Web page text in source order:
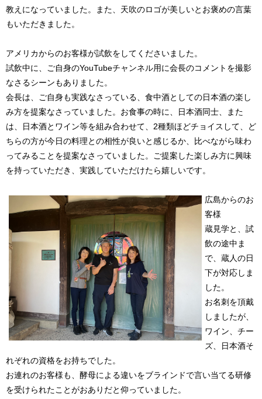
教えになっていました。また、天吹のロゴが美しいとお褒めの言葉
もいただきました。
アメリカからのお客様が試飲をしてくださいました。
試飲中に、ご自身のYouTubeチャンネル用に会長のコメントを撮影
なさるシーンもありました。
会長は、ご自身も実践なさっている、食中酒としての日本酒の楽し
み方を提案なさっていました。お食事の時に、日本酒同士、また
は、日本酒とワイン等を組み合わせて、2種類ほどチョイスして、ど
ちらの方が今日の料理との相性が良いと感じるか、比べながら味わ
ってみることを提案なさっていました。ご提案した楽しみ方に興味
を持っていただき、実践していただけたら嬉しいです。
広島からのお
客様
蔵見学と、試
飲の途中ま
で、蔵人の日
下が対応しま
した。
お名刺を頂戴
しましたが、
ワイン、チー
ズ、日本酒そ
れぞれの資格をお持ちでした。
お連れのお客様も、酵母による違いをブラインドで言い当てる研修
を受けられたことがおありだと仰っていました。